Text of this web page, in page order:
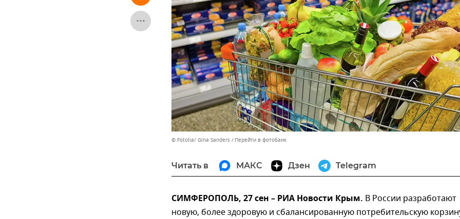
© Fotolia/ Gina Sanders Перейти в фотобанк
Читать в МАКС Дзен Telegram
СИМФЕРОПОЛЬ, 27 сен – РИА Новости Крым. В России разработают
новую, более здоровую и сбалансированную потребительскую